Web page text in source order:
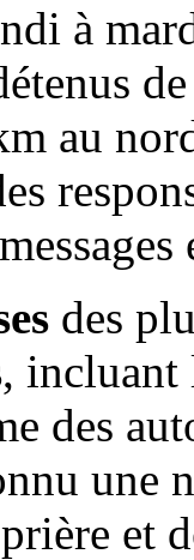
à
au
des
, incluant
des
une
et